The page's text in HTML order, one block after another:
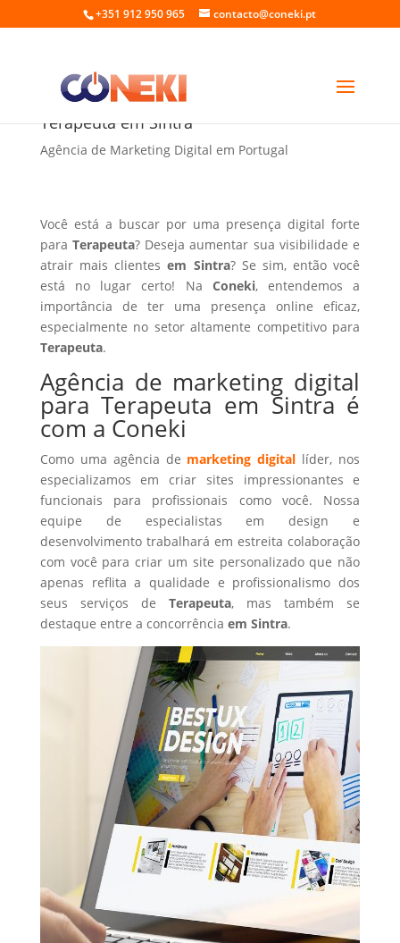
+351 912 950 965 contacto@coneki.pt
Agência de marketing digital para
Terapeuta em Sintra
Agência de Marketing Digital em Portugal
Você está a buscar por uma presença digital forte
paraTerapeuta? Deseja aumentar sua visibilidade e
atrair mais clientesem Sintra? Se sim, então você
está no lugar certo! Na Coneki, entendemos a
importância de ter uma presença online eficaz,
especialmente no setor altamente competitivo para
Terapeuta.
Agência de marketing digital
para Terapeuta em Sintra é
com a Coneki
Como uma agência de marketing digital líder, nos
especializamos em criar sites impressionantes e
funcionais para profissionais como você. Nossa
equipe de especialistas em design e
desenvolvimento trabalhará em estreita colaboração
com você para criar um site personalizado que não
apenas reflita a qualidade e profissionalismo dos
seus serviços de Terapeuta, mas também se
destaque entre a concorrência em Sintra.